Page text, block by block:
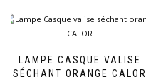
LAMPE CASQUE VALISE
SÉCHANT ORANGE CALOR